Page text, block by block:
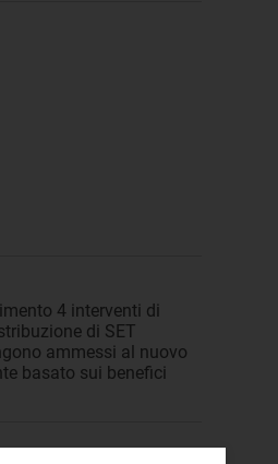
4 interventi di
di SET
ammessi al nuovo
basato sui benefici